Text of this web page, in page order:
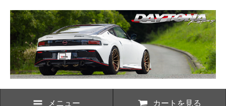
メニュー カートを見る